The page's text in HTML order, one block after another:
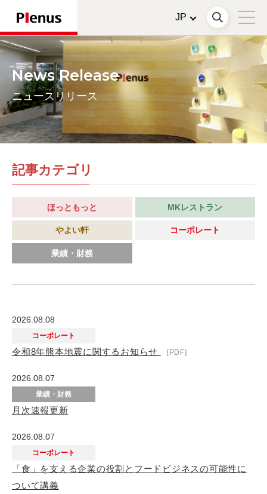
News Release
ニュースリリース
記事カテゴリ
ほっともっと MKレストラン
やよい軒 コーポレート
業績・財務
2026.08.08
コーポレート
令和8年熊本地震に関するお知らせ
2026.08.07
業績・財務
月次速報更新
2026.08.07
コーポレート
「食」を支える企業の役割とフードビジネスの可能性に
ついて講義